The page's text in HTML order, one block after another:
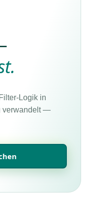
Logik in
verwandelt —